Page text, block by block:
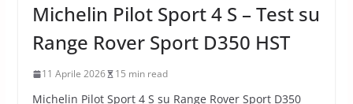
Michelin Pilot Sport 4 S – Test su
Range Rover Sport D350 HST
11 Aprile 2026 15 min read
Michelin Pilot Sport 4 S su Range Rover Sport D350